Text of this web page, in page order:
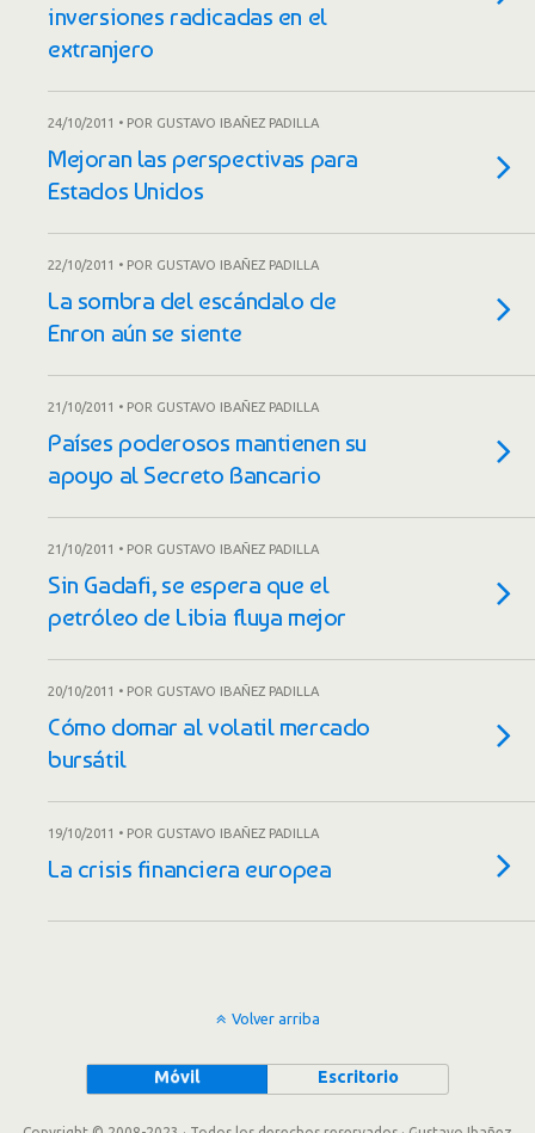
inversiones radicadas en el
extranjero
24/10/2011 • POR GUSTAVO IBAÑEZ PADILLA
Mejoran las perspectivas para
Estados Unidos
22/10/2011 • POR GUSTAVO IBAÑEZ PADILLA
La sombra del escándalo de
Enron aún se siente
21/10/2011 • POR GUSTAVO IBAÑEZ PADILLA
Países poderosos mantienen su
apoyo al Secreto Bancario
21/10/2011 • POR GUSTAVO IBAÑEZ PADILLA
Sin Gadafi, se espera que el
petróleo de Libia fluya mejor
20/10/2011 • POR GUSTAVO IBAÑEZ PADILLA
Cómo domar al volatil mercado
bursátil
19/10/2011 • POR GUSTAVO IBAÑEZ PADILLA
La crisis financiera europea
Volver arriba
Móvil Escritorio